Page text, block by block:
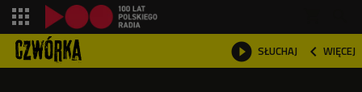
 SŁUCHAJ  WIĘCEJ
